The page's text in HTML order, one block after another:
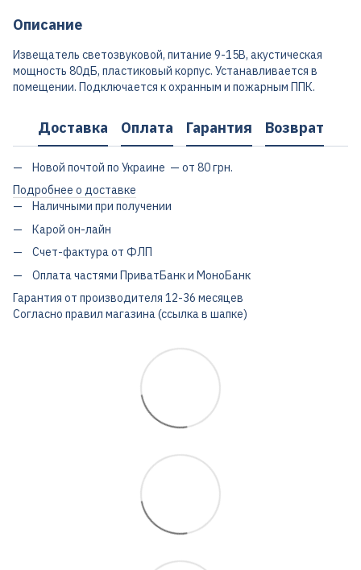
Описание
Извещатель светозвуковой, питание 9-15В, акустическая
мощность 80дБ, пластиковый корпус. Устанавливается в
помещении. Подключается к охранным и пожарным ППК.
Доставка Оплата Гарантия Возврат
Новой почтой по Украине — от 80 грн.
Подробнее о доставке
Наличными при получении
Карой он-лайн
Счет-фактура от ФЛП
Оплата частями ПриватБанк и МоноБанк
Гарантия от производителя 12-36 месяцев
Согласно правил магазина (ссылка в шапке)